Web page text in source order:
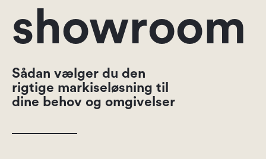
showroom
Sådan vælger du den
rigtige markiseløsning til
dine behov og omgivelser